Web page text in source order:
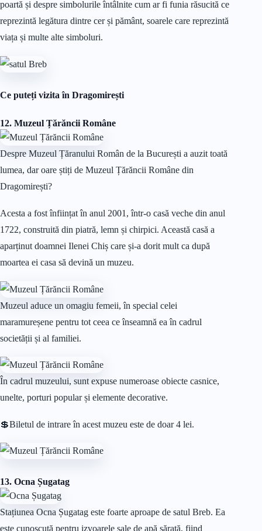
poartă și despre simbolurile întâlnite cum ar fi funia răsucită ce
reprezintă legătura dintre cer și pământ, soarele care reprezintă
viața și multe alte simboluri.
Ce puteți vizita în Dragomirești
12. Muzeul Țărăncii Române
Despre Muzeul Țăranului Român de la București a auzit toată
lumea, dar oare știți de Muzeul Țărăncii Române din
Dragomirești?
Acesta a fost înființat în anul 2001, într-o casă veche din anul
1722, construită din piatră, lemn și chirpici. Această casă a
aparținut doamnei Ilenei Chiș care și-a dorit mult ca după
moartea ei casa să devină un muzeu.
Muzeul aduce un omagiu femeii, în special celei
maramureșene pentru tot ceea ce înseamnă ea în cadrul
societății și al familiei.
În cadrul muzeului, sunt expuse numeroase obiecte casnice,
unelte, porturi popular și elemente decorative.
💲Biletul de intrare în acest muzeu este de doar 4 lei.
13. Ocna Șugatag
Stațiunea Ocna Șugatag este foarte aproape de satul Breb. Ea
este cunoscută pentru izvoarele sale de apă sărată, fiind